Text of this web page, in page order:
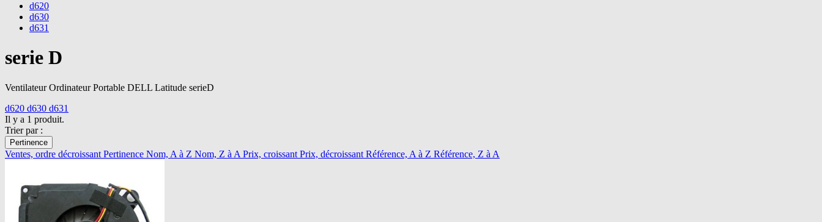
d620
d630
d631
serie D
Ventilateur Ordinateur Portable DELL Latitude serieD
d620 d630 d631
Il y a 1 produit.
Trier par :
Pertinence
Ventes, ordre décroissant Pertinence Nom, A à Z Nom, Z à A Prix, croissant Prix, décroissant Référence, A à Z Référence, Z à A